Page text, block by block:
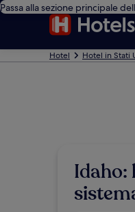
Passa alla sezione principale
Hotel Hotel in Stati
Idaho: